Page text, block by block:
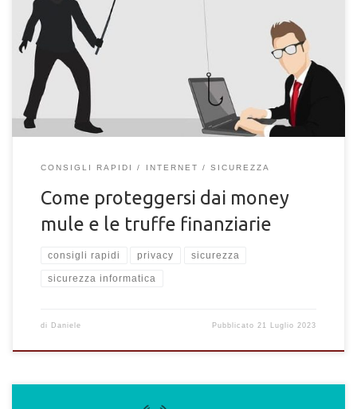
Money mule: Cosa sono queste minacce e analisi degli
strumenti necessari per proteggere le proprie finanze online
da truffe.
CONSIGLI RAPIDI INTERNET SICUREZZA
Come proteggersi dai money
mule e le truffe finanziarie
consigli rapidi privacy sicurezza
sicurezza informatica
di Daniele Pubblicato 21 Luglio 2023